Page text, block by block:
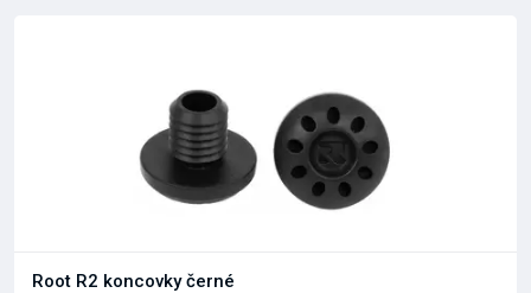
Root R2 koncovky černé